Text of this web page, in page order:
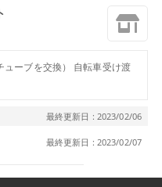
ューブを交換） 自転車受け渡
最終更新日 : 2023/02/06
最終更新日 : 2023/02/07